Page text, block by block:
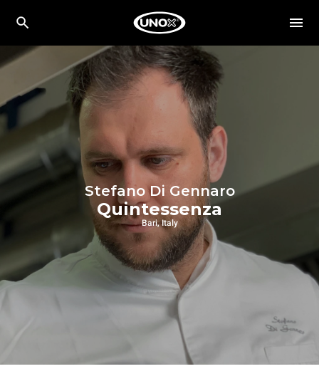
Stefano Di Gennaro
Quintessenza
Bari, Italy